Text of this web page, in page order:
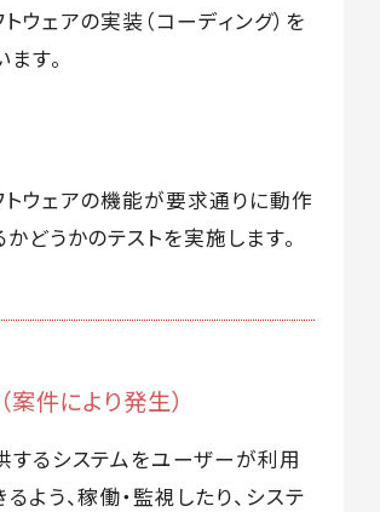
トウェアの実装（コーディング）を
す。
トウェアの機能が要求通りに動作
かどうかのテストを実施します。
案件により発生）
するシステムをユーザーが利用
るよう、稼働・監視したり、システ